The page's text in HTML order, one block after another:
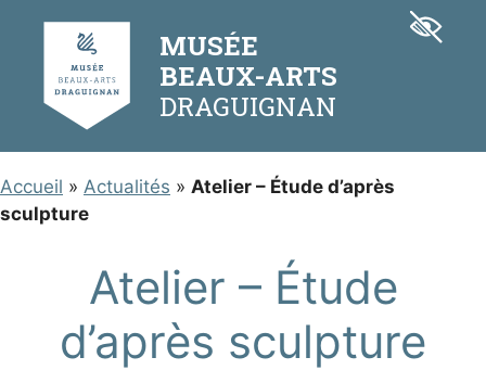
MUSÉE
BEAUX-ARTS
Accueil » Actualités » Atelier – Étude d’après
sculpture
Atelier – Étude
d’après sculpture